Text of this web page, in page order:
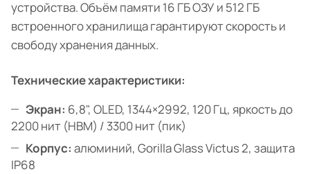
устройства. Объём памяти 16 ГБ ОЗУ и 512 ГБ
встроенного хранилища гарантируют скорость и
свободу хранения данных.
Технические характеристики:
Экран: 6,8", OLED, 1344×2992, 120 Гц, яркость до
2200 нит (HBM) / 3300 нит (пик)
Корпус: алюминий, Gorilla Glass Victus 2, защита
IP68